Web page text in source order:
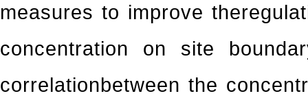
measures to improve
concentration on site
correlationbetween the